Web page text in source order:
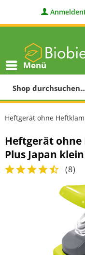
Anmelden
Menü
Heftgerät ohne
Heftgerät
Plus Japan
(8)